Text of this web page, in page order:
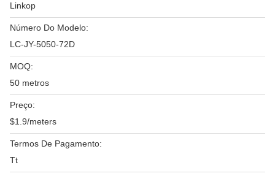
Linkop
Número Do Modelo:
LC-JY-5050-72D
MOQ:
50 metros
Preço:
$1.9/meters
Termos De Pagamento:
Tt